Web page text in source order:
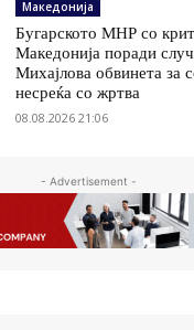
Македонија
Бугарското МНР со
Македонија поради
Михајлова обвинета за
несреќа со жртва
08.08.2026 21:06
- Advertisement -